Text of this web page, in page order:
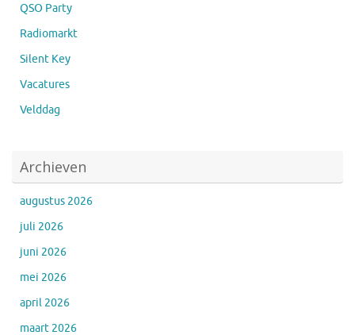
QSO Party
Radiomarkt
Silent Key
Vacatures
Velddag
Archieven
augustus 2026
juli 2026
juni 2026
mei 2026
april 2026
maart 2026